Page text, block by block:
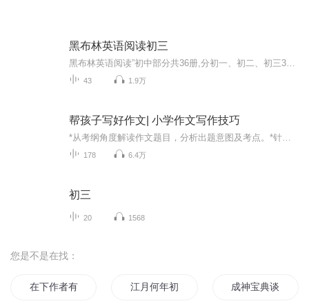
黑布林英语阅读初三
43 1.9万
帮孩子写好作文| 小学作文写作技巧
178 6.4万
初三
20 1568
您是不是在找：
在下作者有何贵干 江月何年初照人 成神宝典谈写作